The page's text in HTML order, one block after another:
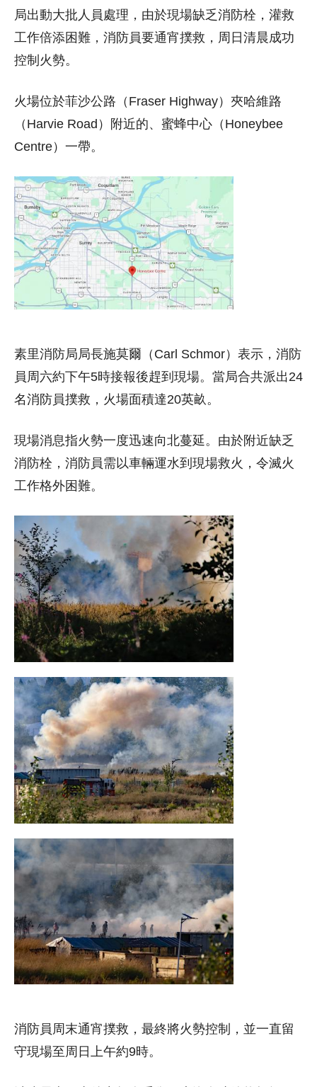
局出動大批人員處理，由於現場缺乏消防栓，灌救
工作倍添困難，消防員要通宵撲救，周日清晨成功
控制火勢。
火場位於菲沙公路（Fraser Highway）夾哈維路
（Harvie Road）附近的、蜜蜂中心（Honeybee
Centre）一帶。
素里消防局局長施莫爾（Carl Schmor）表示，消防
員周六約下午5時接報後趕到現場。當局合共派出24
名消防員撲救，火場面積達20英畝。
現場消息指火勢一度迅速向北蔓延。由於附近缺乏
消防栓，消防員需以車輛運水到現場救火，令滅火
工作格外困難。
消防員周末通宵撲救，最終將火勢控制，並一直留
守現場至周日上午約9時。